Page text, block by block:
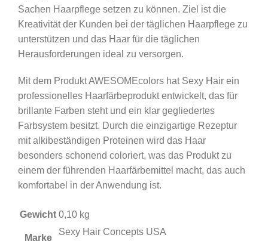
Sachen Haarpflege setzen zu können. Ziel ist die
Kreativität der Kunden bei der täglichen Haarpflege zu
unterstützen und das Haar für die täglichen
Herausforderungen ideal zu versorgen.
Mit dem Produkt AWESOMEcolors hat Sexy Hair ein
professionelles Haarfärbeprodukt entwickelt, das für
brillante Farben steht und ein klar gegliedertes
Farbsystem besitzt. Durch die einzigartige Rezeptur
mit alkibeständigen Proteinen wird das Haar
besonders schonend coloriert, was das Produkt zu
einem der führenden Haarfärbemittel macht, das auch
komfortabel in der Anwendung ist.
Gewicht 0,10 kg
Marke
Sexy Hair Concepts USA